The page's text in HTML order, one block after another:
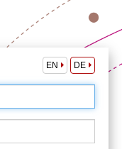
EN DE